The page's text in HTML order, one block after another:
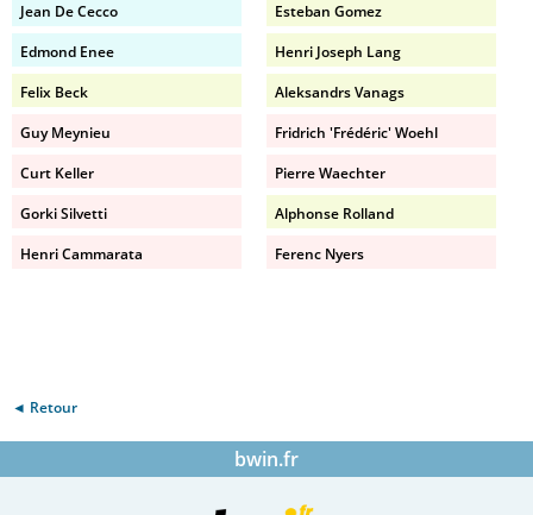
Jean De Cecco
Edmond Enee
Felix Beck
Guy Meynieu
Curt Keller
Gorki Silvetti
Henri Cammarata
Esteban Gomez
Henri Joseph Lang
Aleksandrs Vanags
Fridrich 'Frédéric' Woehl
Pierre Waechter
Alphonse Rolland
Ferenc Nyers
◄ Retour
bwin.fr